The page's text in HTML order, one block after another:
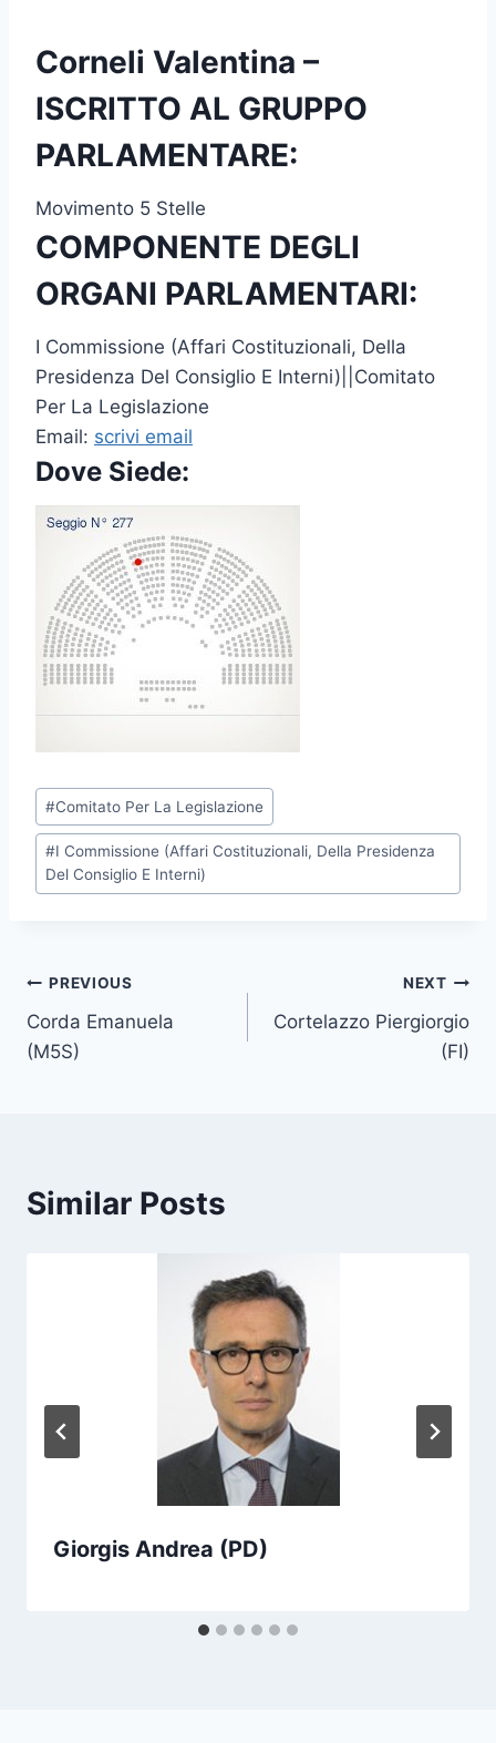
Corneli Valentina –
ISCRITTO AL GRUPPO
PARLAMENTARE:
Movimento 5 Stelle
COMPONENTE DEGLI
ORGANI PARLAMENTARI:
I Commissione (Affari Costituzionali, Della
Presidenza Del Consiglio E Interni)||Comitato
Per La Legislazione
Email: scrivi email
Dove Siede:
P
o
:
#Comitato Per La Legislazione
#I Commissione (Affari Costituzionali, Della Presidenza
Del Consiglio E Interni)
Post
navigation
PREVIOUS
Corda Emanuela
(M5S)
NEXT
Cortelazzo Piergiorgio
(FI)
Similar Posts
Giorgis Andrea (PD)